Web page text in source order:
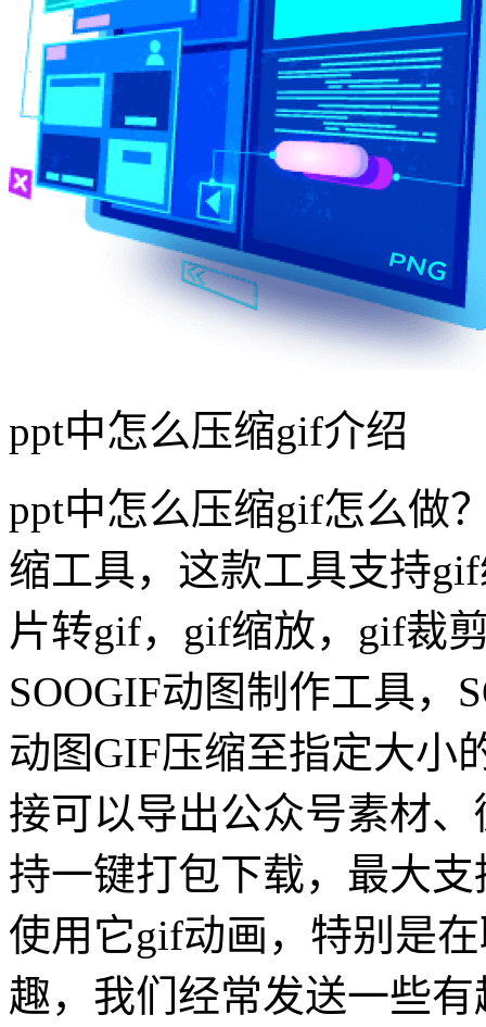
ppt中怎么压缩gif介绍
ppt中怎么压缩gif怎么做
缩工具，这款工具支持
片转gif，gif缩放，gif裁
SOOGIF动图制作工具，
动图GIF压缩至指定大小
接可以导出公众号素材
持一键打包下载，最大
使用它gif动画，特别是
趣，我们经常发送一些